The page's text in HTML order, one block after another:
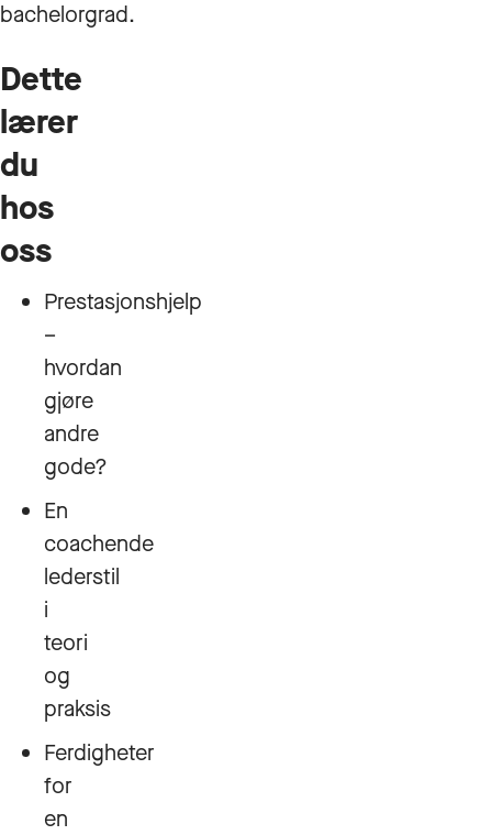
bachelorgrad.
Dette
lærer
du
hos
oss
Prestasjonshjelp
–
hvordan
gjøre
andre
gode?
En
coachende
lederstil
i
teori
og
praksis
Ferdigheter
for
en